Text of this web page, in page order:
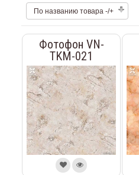
По названию товара -/+
Фотофон VN-
TKM-021